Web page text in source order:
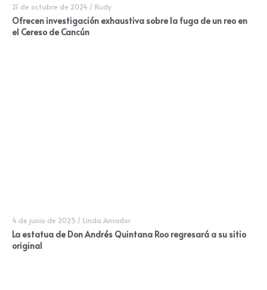
21 de octubre de 2024 / Rudy
Ofrecen investigación exhaustiva sobre la fuga de un reo en
el Cereso de Cancún
4 de junio de 2025 / Linda Amador
La estatua de Don Andrés Quintana Roo regresará a su sitio
original